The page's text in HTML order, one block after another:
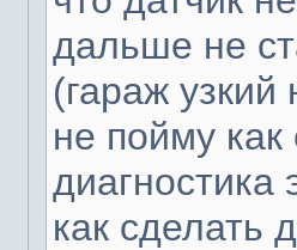
дальше не
(гараж узкий
не пойму
диагностика
как сделать